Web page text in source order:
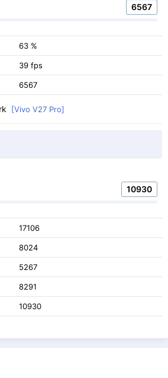
6567
63 %
39 fps
6567
[Vivo V27 Pro]
10930
17106
8024
5267
8291
10930